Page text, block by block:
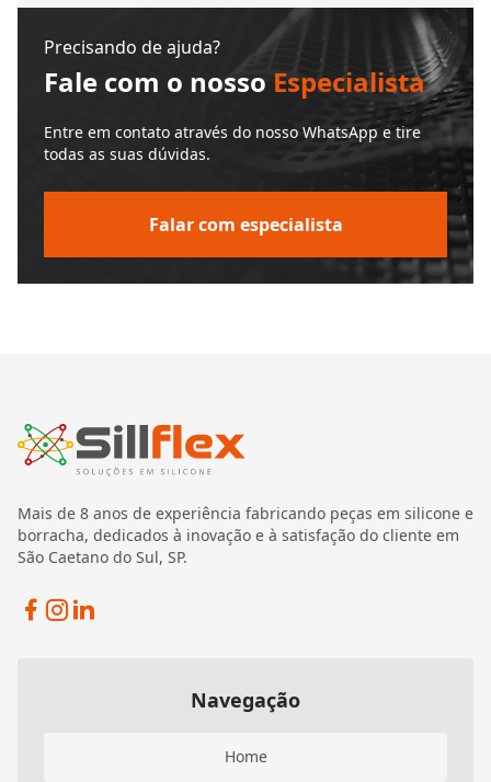
Precisando de ajuda?
Fale com o nosso Especialista
Entre em contato através do nosso WhatsApp e tire
todas as suas dúvidas.
Falar com especialista
Mais de 8 anos de experiência fabricando peças em silicone e
borracha, dedicados à inovação e à satisfação do cliente em
São Caetano do Sul, SP.
Facebook
Instagram
Navegação
Home